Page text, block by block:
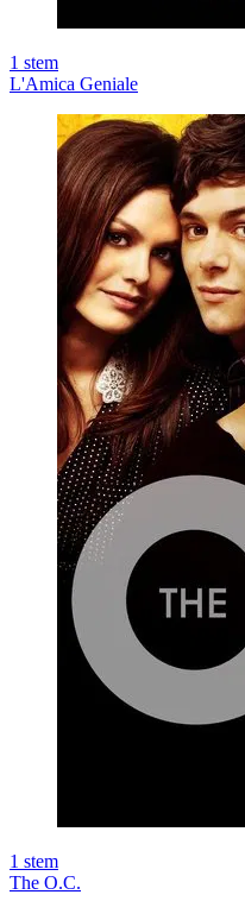
1 stem
L'Amica Geniale
1 stem
The O.C.